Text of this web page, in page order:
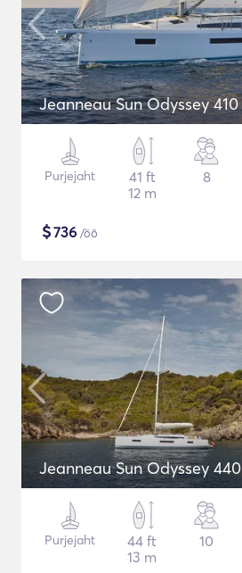
Jeanneau Sun Odyssey 410
Purjejaht
41 ft
12 m
8
$736 /öö
Jeanneau Sun Odyssey 440
Purjejaht
44 ft
13 m
10